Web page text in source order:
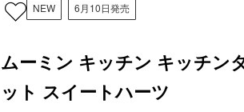
NEW 6月10日発売
ムーミン キッチン キッチン
ット スイートハーツ